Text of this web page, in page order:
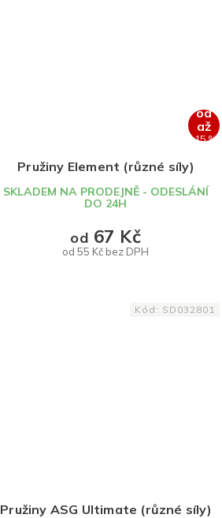
od
až
–15 %
Pružiny Element (různé síly)
SKLADEM NA PRODEJNĚ - ODESLÁNÍ
DO 24H
od 55 Kč bez DPH
od 67 Kč
Pružiny ASG Ultimate (různé síly)
Kód: SD032801